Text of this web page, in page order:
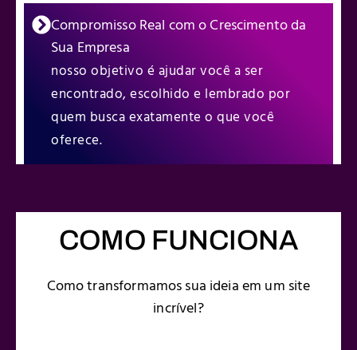
Compromisso Real com o Crescimento da
Sua Empresa
nosso objetivo é ajudar você a ser
encontrado, escolhido e lembrado por
quem busca exatamente o que você
oferece.
COMO FUNCIONA
Como transformamos sua ideia em um site
incrível?